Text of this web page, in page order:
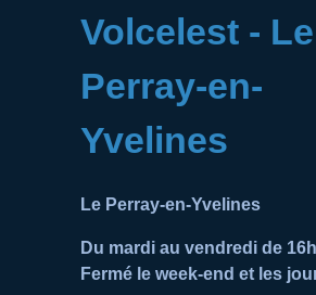
Volcelest - Le
Perray-en-
Yvelines
Le Perray-en-Yvelines
Du mardi au vendredi de
Fermé le week-end et les